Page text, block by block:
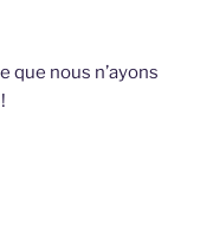
que nous n’ayons